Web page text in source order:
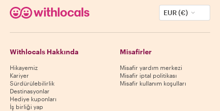
EUR (€)
Withlocals Hakkında
Hikayemiz
Kariyer
Sürdürülebilirlik
Destinasyonlar
Hediye kuponları
İş birliği yap
Misafirler
Misafir yardım merkezi
Misafir iptal politikası
Misafir kullanım koşulları